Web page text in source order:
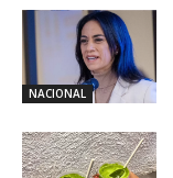
NACIONAL